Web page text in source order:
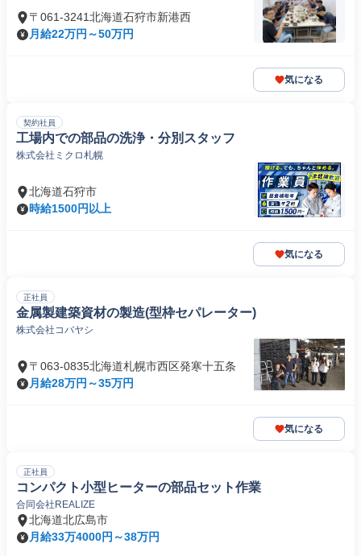
〒061-3241北海道石狩市新港西
月給22万円～50万円
気になる
契約社員
工場内での部品の洗浄・分別スタッフ
株式会社ミクロ札幌
北海道石狩市
時給1500円以上
気になる
正社員
金属製建築資材の製造(型枠セパレーター)
株式会社コバヤシ
〒063-0835北海道札幌市西区発寒十五条
月給28万円～35万円
気になる
正社員
コンパクト小型ヒーターの部品セット作業
合同会社REALIZE
北海道北広島市
月給33万4000円～38万円